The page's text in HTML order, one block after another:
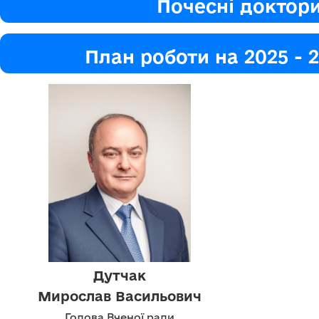
Почесні
План роботи на 2025 -
Дутчак
Мирослав Васильович